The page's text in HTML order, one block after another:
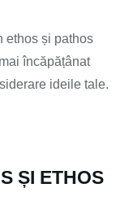
ethos și pathos
încăpățânat
ideile tale.
ȘI ETHOS